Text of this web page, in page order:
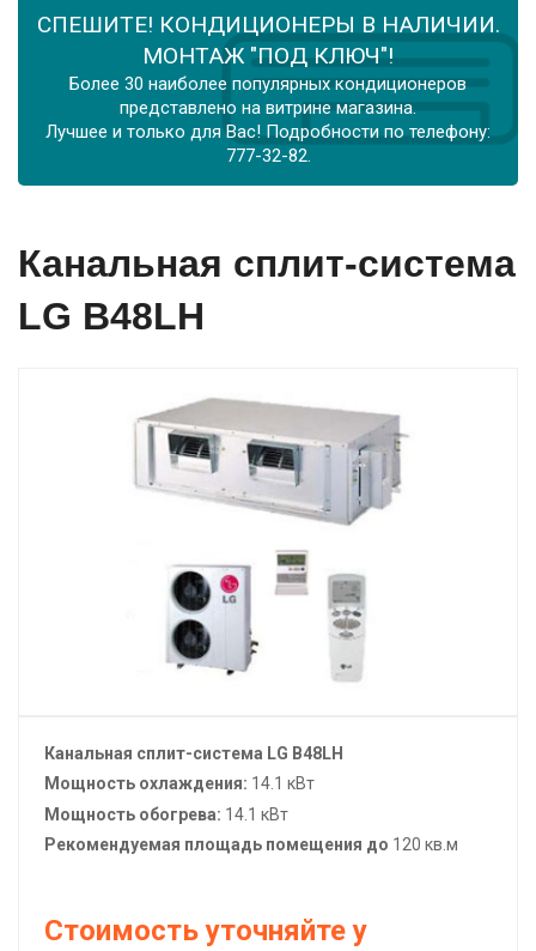
СПЕШИТЕ! КОНДИЦИОНЕРЫ В НАЛИЧИИ.
МОНТАЖ "ПОД КЛЮЧ"!
Более 30 наиболее популярных кондиционеров
представлено на витрине магазина.
Лучшее и только для Вас! Подробности по телефону:
777-32-82.
Канальная сплит-система
LG B48LH
Канальная сплит-система LG B48LH
Мощность охлаждения: 14.1 кВт
Мощность обогрева: 14.1 кВт
Рекомендуемая площадь помещения до 120 кв.м
Стоимость уточняйте у